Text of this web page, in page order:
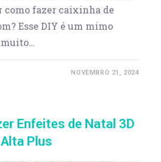
como fazer caixinha de
Esse DIY é um mimo
NOVEMBRO 21, 2024
Enfeites de Natal 3D
Plus